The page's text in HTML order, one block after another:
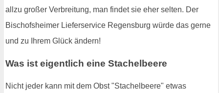
allzu großer Verbreitung, man findet sie eher selten. Der
Bischofsheimer Lieferservice Regensburg würde das gerne
und zu Ihrem Glück ändern!
Was ist eigentlich eine Stachelbeere
Nicht jeder kann mit dem Obst "Stachelbeere" etwas